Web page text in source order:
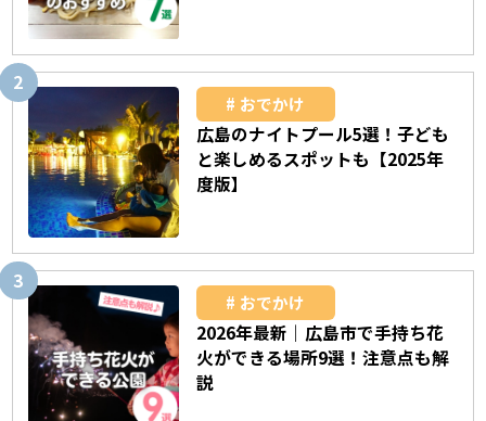
おでかけ
広島のナイトプール5選！子ども
と楽しめるスポットも【2025年
度版】
おでかけ
2026年最新｜広島市で手持ち花
火ができる場所9選！注意点も解
説